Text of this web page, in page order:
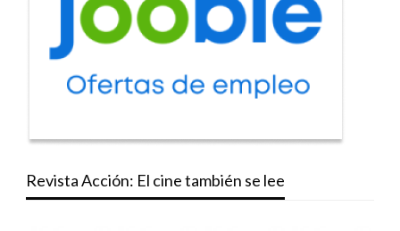
Revista Acción: El cine también se lee